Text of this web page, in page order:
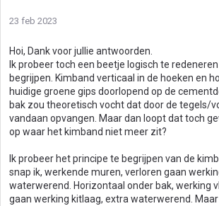
23 feb 2023
Hoi, Dank voor jullie antwoorden.
Ik probeer toch een beetje logisch te
begrijpen. Kimband verticaal in de hoeken en
huidige groene gips doorlopend op de
bak zou theoretisch vocht dat door de tegels/
vandaan opvangen. Maar dan loopt dat toch
op waar het kimband niet meer zit?
Ik probeer het principe te begrijpen van de
snap ik, werkende muren, verloren gaan
waterwerend. Horizontaal onder bak, werking
gaan werking kitlaag, extra waterwerend.